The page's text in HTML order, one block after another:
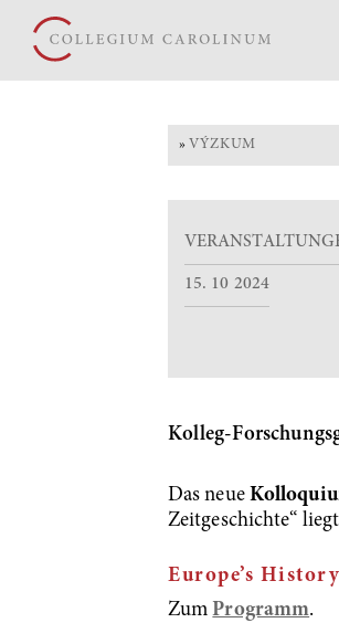
» VÝZKUM
15. 10 2024
Kolleg-
Das neue
Zeitgeschichte“
Europe’s
ZumProgramm.